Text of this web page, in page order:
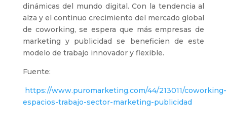
dinámicas del mundo digital. Con la tendencia al
alza y el continuo crecimiento del mercado global
de coworking, se espera que más empresas de
marketing y publicidad se beneficien de este
modelo de trabajo innovador y flexible.
Fuente:
https://www.puromarketing.com/44/213011/coworking-
espacios-trabajo-sector-marketing-publicidad